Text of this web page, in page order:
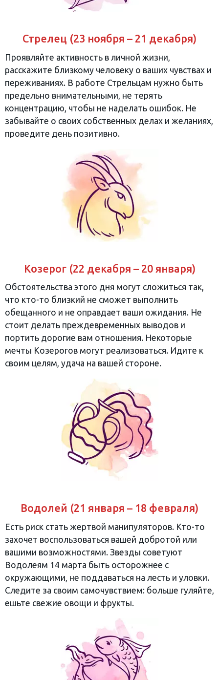
Стрелец (23 ноября – 21 декабря)
Проявляйте активность в личной жизни,
расскажите близкому человеку о ваших чувствах и
переживаниях. В работе Стрельцам нужно быть
предельно внимательными, не терять
концентрацию, чтобы не наделать ошибок. Не
забывайте о своих собственных делах и желаниях,
проведите день позитивно.
Козерог (22 декабря – 20 января)
Обстоятельства этого дня могут сложиться так,
что кто-то близкий не сможет выполнить
обещанного и не оправдает ваши ожидания. Не
стоит делать преждевременных выводов и
портить дорогие вам отношения. Некоторые
мечты Козерогов могут реализоваться. Идите к
своим целям, удача на вашей стороне.
Водолей (21 января – 18 февраля)
Есть риск стать жертвой манипуляторов. Кто-то
захочет воспользоваться вашей добротой или
вашими возможностями. Звезды советуют
Водолеям 14 марта быть осторожнее с
окружающими, не поддаваться на лесть и уловки.
Следите за своим самочувствием: больше гуляйте,
ешьте свежие овощи и фрукты.